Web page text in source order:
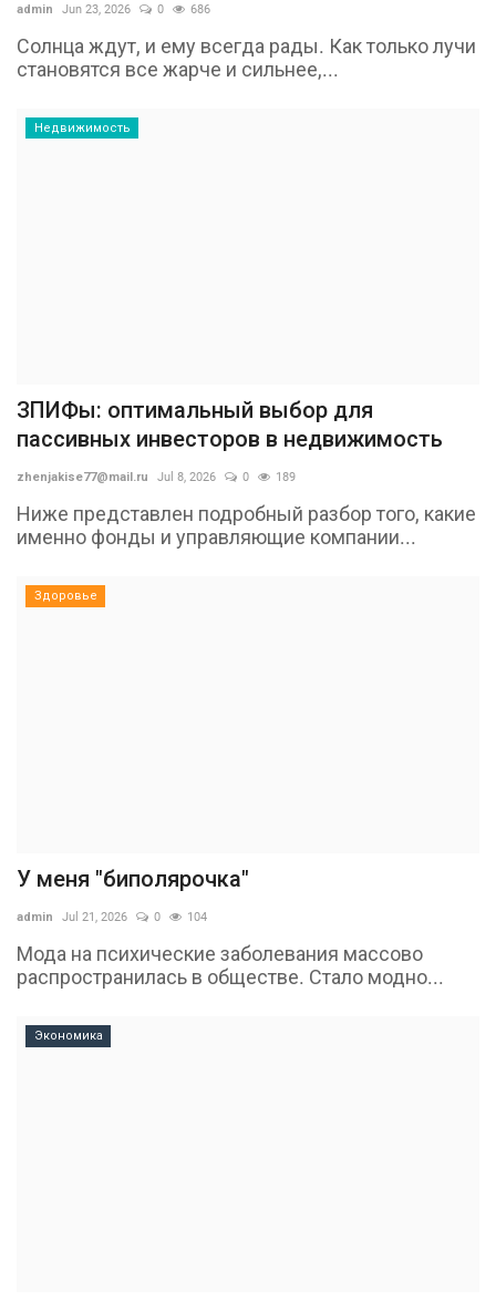
admin Jun 23, 2026 0 686
Солнца ждут, и ему всегда рады. Как только лучи
становятся все жарче и сильнее,...
Недвижимость
ЗПИФы: оптимальный выбор для
пассивных инвесторов в недвижимость
zhenjakise77@mail.ru Jul 8, 2026 0 189
Ниже представлен подробный разбор того, какие
именно фонды и управляющие компании...
Здоровье
У меня "биполярочка"
admin Jul 21, 2026 0 104
Мода на психические заболевания массово
распространилась в обществе. Стало модно...
Экономика